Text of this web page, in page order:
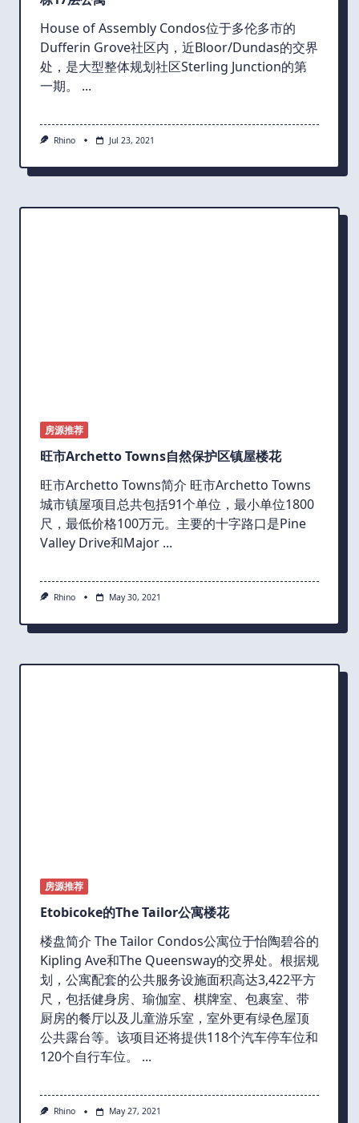
House of Assembly Condos位于多伦多市的
Dufferin Grove社区内，近Bloor/Dundas的交界
处，是大型整体规划社区Sterling Junction的第
一期。
...
Rhino Jul 23, 2021
房源推荐
旺市Archetto Towns自然保护区镇屋楼花
旺市Archetto Towns简介 旺市Archetto Towns
城市镇屋项目总共包括91个单位，最小单位1800
尺，最低价格100万元。主要的十字路口是Pine
Valley Drive和Major ...
Rhino May 30, 2021
房源推荐
Etobicoke的The Tailor公寓楼花
楼盘简介 The Tailor Condos公寓位于怡陶碧谷的
Kipling Ave和The Queensway的交界处。根据规
划，公寓配套的公共服务设施面积高达3,422平方
尺，包括健身房、瑜伽室、棋牌室、包裹室、带
厨房的餐厅以及儿童游乐室，室外更有绿色屋顶
公共露台等。该项目还将提供118个汽车停车位和
120个自行车位。
...
Rhino May 27, 2021